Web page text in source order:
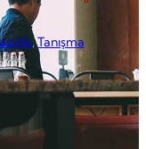
, Tanışma